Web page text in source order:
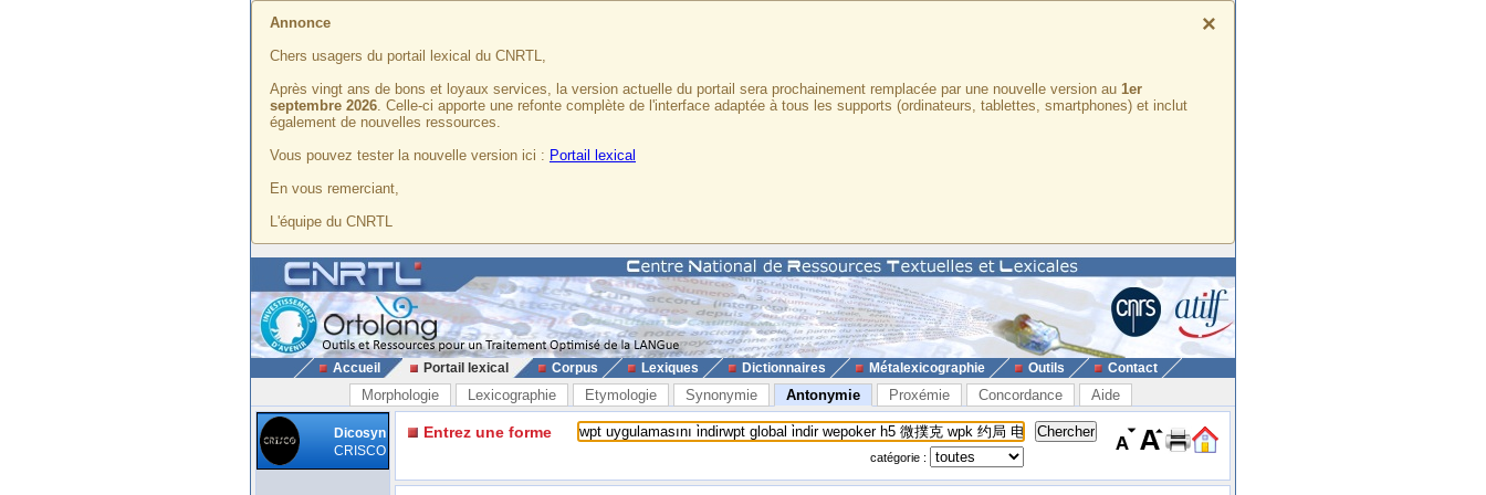
×
Annonce
Chers usagers du portail lexical du CNRTL,
Après vingt ans de bons et loyaux services, la version actuelle du portail sera prochainement remplacée par une nouvelle version au 1er
septembre 2026. Celle-ci apporte une refonte complète de l'interface adaptée à tous les supports (ordinateurs, tablettes, smartphones) et inclut
également de nouvelles ressources.
Vous pouvez tester la nouvelle version ici : Portail lexical
En vous remerciant,
L'équipe du CNRTL
Accueil Portail lexical Corpus Lexiques Dictionnaires Métalexicographie Outils Contact
Morphologie Lexicographie Etymologie Synonymie Antonymie Proxémie Concordance Aide
Dicosyn
CRISCO
Entrez une forme
catégorie :